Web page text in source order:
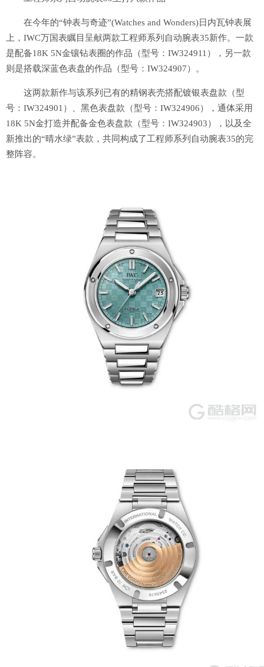
在今年的“钟表与奇迹”(Watches and Wonders)日内瓦钟表展
上，IWC万国表瞩目呈献两款工程师系列自动腕表35新作。一款
是配备18K 5N金镶钻表圈的作品（型号：IW324911），另一款
则是搭载深蓝色表盘的作品（型号：IW324907）。
这两款新作与该系列已有的精钢表壳搭配镀银表盘款（型
号：IW324901）、黑色表盘款（型号：IW324906），通体采用
18K 5N金打造并配备金色表盘款（型号：IW324903），以及全
新推出的“晴水绿”表款，共同构成了工程师系列自动腕表35的完
整阵容。